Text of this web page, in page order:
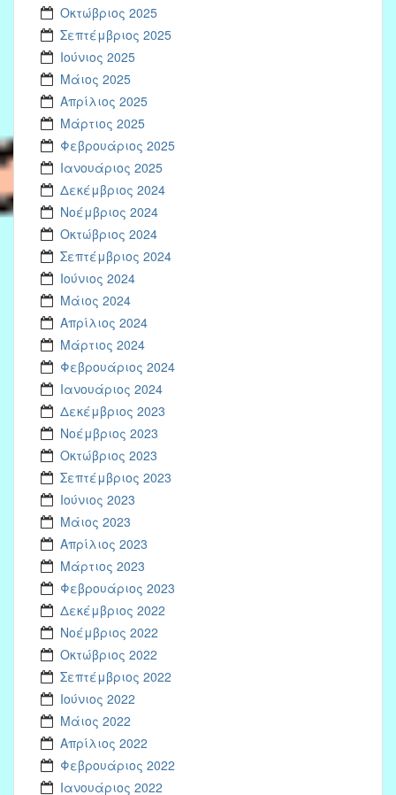
Οκτώβριος 2025
Σεπτέμβριος 2025
Ιούνιος 2025
Μάιος 2025
Απρίλιος 2025
Μάρτιος 2025
Φεβρουάριος 2025
Ιανουάριος 2025
Δεκέμβριος 2024
Νοέμβριος 2024
Οκτώβριος 2024
Σεπτέμβριος 2024
Ιούνιος 2024
Μάιος 2024
Απρίλιος 2024
Μάρτιος 2024
Φεβρουάριος 2024
Ιανουάριος 2024
Δεκέμβριος 2023
Νοέμβριος 2023
Οκτώβριος 2023
Σεπτέμβριος 2023
Ιούνιος 2023
Μάιος 2023
Απρίλιος 2023
Μάρτιος 2023
Φεβρουάριος 2023
Δεκέμβριος 2022
Νοέμβριος 2022
Οκτώβριος 2022
Σεπτέμβριος 2022
Ιούνιος 2022
Μάιος 2022
Απρίλιος 2022
Φεβρουάριος 2022
Ιανουάριος 2022